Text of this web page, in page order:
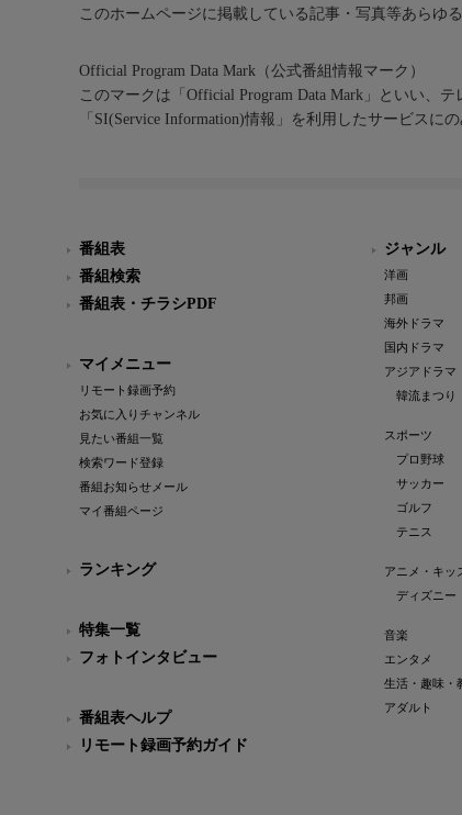
このホームページに掲載している記事・写真等あらゆ
Official Program Data Mark（公式番組情報マーク）
このマークは「Official Program Data Mark」といい、
「SI(Service Information)情報」を利用したサービスに
番組表
番組検索
番組表・チラシPDF
マイメニュー
リモート録画予約
お気に入りチャンネル
見たい番組一覧
検索ワード登録
番組お知らせメール
マイ番組ページ
ランキング
特集一覧
フォトインタビュー
番組表ヘルプ
リモート録画予約ガイド
ジャンル
洋画
邦画
海外ドラマ
国内ドラマ
アジアドラマ
韓流まつり
スポーツ
プロ野球
サッカー
ゴルフ
テニス
アニメ・キッ
ディズニー
音楽
エンタメ
生活・趣味・
アダルト